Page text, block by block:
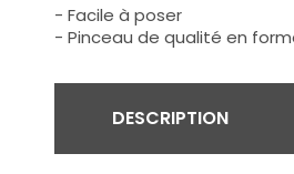
- Facile à poser
- Pinceau de qualité en
DESCRIPTION